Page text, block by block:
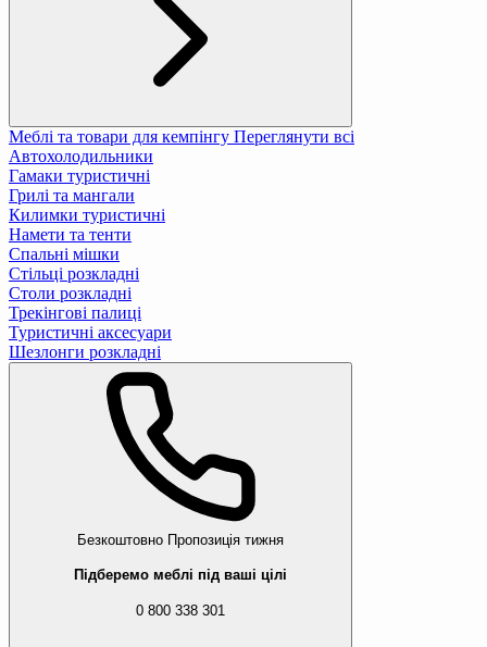
Меблі та товари для кемпінгу Переглянути всі
Автохолодильники
Гамаки туристичні
Грилі та мангали
Килимки туристичні
Намети та тенти
Спальні мішки
Стільці розкладні
Столи розкладні
Трекінгові палиці
Туристичні аксесуари
Шезлонги розкладні
Безкоштовно Пропозиція тижня
Підберемо меблі під ваші цілі
0 800 338 301